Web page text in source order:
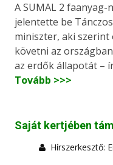
A SUMAL 2
jelentette be
miniszter, aki szerint
követni az
az erdők állapotát –
Tovább >>>
Saját kertjében
Hírszerkesztő: